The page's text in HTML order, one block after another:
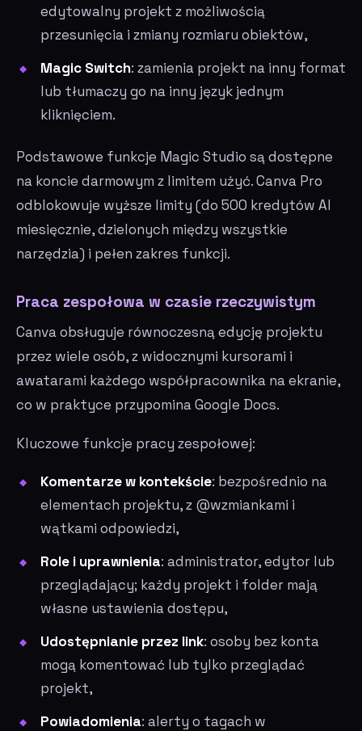
edytowalny projekt z możliwością
przesunięcia i zmiany rozmiaru obiektów,
Magic Switch: zamienia projekt na inny format
lub tłumaczy go na inny język jednym
kliknięciem.
Podstawowe funkcje Magic Studio są dostępne
na koncie darmowym z limitem użyć. Canva Pro
odblokowuje wyższe limity (do 500 kredytów AI
miesięcznie, dzielonych między wszystkie
narzędzia) i pełen zakres funkcji.
Praca zespołowa w czasie rzeczywistym
Canva obsługuje równoczesną edycję projektu
przez wiele osób, z widocznymi kursorami i
awatarami każdego współpracownika na ekranie,
co w praktyce przypomina Google Docs.
Kluczowe funkcje pracy zespołowej:
Komentarze w kontekście: bezpośrednio na
elementach projektu, z @wzmiankami i
wątkami odpowiedzi,
Role i uprawnienia: administrator, edytor lub
przeglądający; każdy projekt i folder mają
własne ustawienia dostępu,
Udostępnianie przez link: osoby bez konta
mogą komentować lub tylko przeglądać
projekt,
Powiadomienia: alerty o tagach w